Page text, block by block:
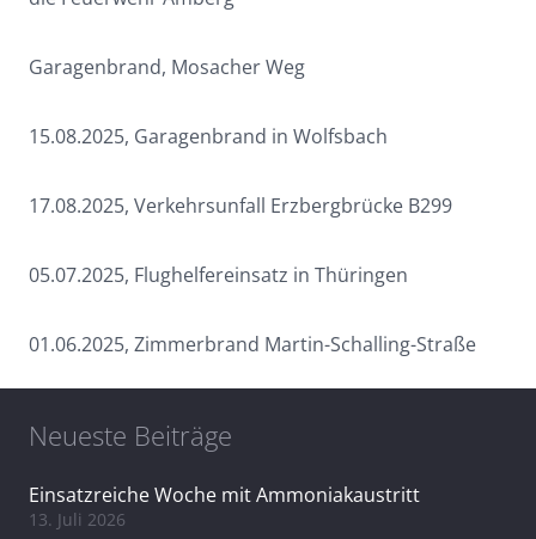
Garagenbrand, Mosacher Weg
15.08.2025, Garagenbrand in Wolfsbach
17.08.2025, Verkehrsunfall Erzbergbrücke B299
05.07.2025, Flughelfereinsatz in Thüringen
01.06.2025, Zimmerbrand Martin-Schalling-Straße
Neueste Beiträge
Einsatzreiche Woche mit Ammoniakaustritt
13. Juli 2026